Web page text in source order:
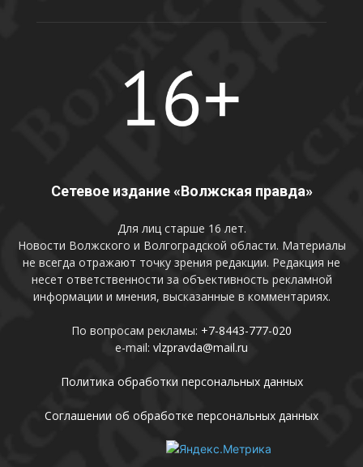
Сетевое издание «Волжская правда»
Для лиц старше 16 лет.
Новости Волжского и Волгоградской области. Материалы
не всегда отражают точку зрения редакции. Редакция не
несет ответственности за объективность рекламной
информации и мнения, высказанные в комментариях.
По вопросам рекламы: +7-8443-777-020
e-mail: vlzpravda@mail.ru
Политика обработки персональных данных
Соглашении об обработке персональных данных